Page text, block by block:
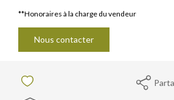
**Honoraires à la charge du vendeur
Nous contacter